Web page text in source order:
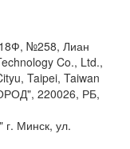
№258, Лиан
Co., Ltd.,
Taipei, Taiwan
220026, РБ,
г. Минск, ул.